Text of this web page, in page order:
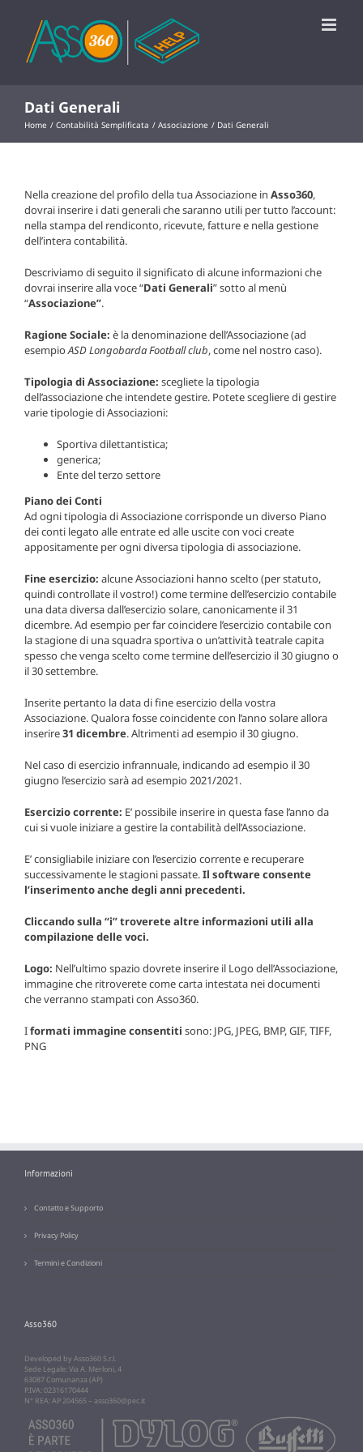
contenuto
Dati Generali
Home Contabilità Semplificata Associazione Dati Generali
Nella creazione del profilo della tua Associazione in Asso360,
dovrai inserire i dati generali che saranno utili per tutto l’account:
nella stampa del rendiconto, ricevute, fatture e nella gestione
dell’intera contabilità.
Descriviamo di seguito il significato di alcune informazioni che
dovrai inserire alla voce “Dati Generali” sotto al menù
“Associazione”.
Ragione Sociale: è la denominazione dell’Associazione (ad
esempioASD Longobarda Football club, come nel nostro caso).
Tipologia di Associazione: scegliete la tipologia
dell’associazione che intendete gestire. Potete scegliere di gestire
varie tipologie di Associazioni:
Sportiva dilettantistica;
generica;
Ente del terzo settore
Piano dei Conti
Ad ogni tipologia di Associazione corrisponde un diverso Piano
dei conti legato alle entrate ed alle uscite con voci create
appositamente per ogni diversa tipologia di associazione.
Fine esercizio: alcune Associazioni hanno scelto (per statuto,
quindi controllate il vostro!) come termine dell’esercizio contabile
una data diversa dall’esercizio solare, canonicamente il 31
dicembre. Ad esempio per far coincidere l’esercizio contabile con
la stagione di una squadra sportiva o un’attività teatrale capita
spesso che venga scelto come termine dell’esercizio il 30 giugno o
il 30 settembre.
Inserite pertanto la data di fine esercizio della vostra
Associazione. Qualora fosse coincidente con l’anno solare allora
inserire31 dicembre. Altrimenti ad esempio il 30 giugno.
Nel caso di esercizio infrannuale, indicando ad esempio il 30
giugno l’esercizio sarà ad esempio 2021/2021.
Esercizio corrente: E’ possibile inserire in questa fase l’anno da
cui si vuole iniziare a gestire la contabilità dell’Associazione.
E’ consigliabile iniziare con l’esercizio corrente e recuperare
successivamente le stagioni passate.Il software consente
l’inserimento anche degli anni precedenti.
Cliccando sulla “i” troverete altre informazioni utili alla
compilazione delle voci.
Logo: Nell’ultimo spazio dovrete inserire il Logo dell’Associazione,
immagine che ritroverete come carta intestata nei documenti
che verranno stampati con Asso360.
Iformati immagine consentiti sono: JPG, JPEG, BMP, GIF, TIFF,
PNG
Informazioni
Contatto e Supporto
Privacy Policy
Termini e Condizioni
Asso360
Developed by Asso360 S.r.l.
Sede Legale: Via A. Merloni, 4
63087 Comunanza (AP)
P.IVA: 02316170444
N° REA: AP 204565 – asso360@pec.it